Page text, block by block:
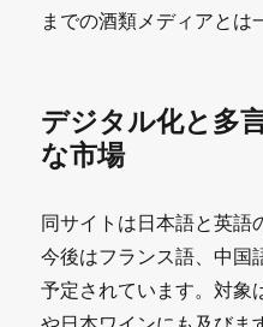
までの酒類メディアとは
デジタル化と多
な市場
同サイトは日本語と英語
今後はフランス語、中国
予定されています。対象